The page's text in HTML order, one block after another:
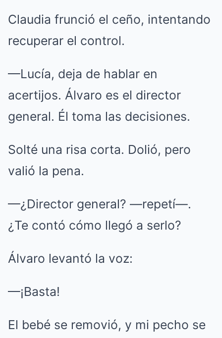
Claudia frunció el ceño, intentando
recuperar el control.
—Lucía, deja de hablar en
acertijos. Álvaro es el director
general. Él toma las decisiones.
Solté una risa corta. Dolió, pero
valió la pena.
—¿Director general? —repetí—.
¿Te contó cómo llegó a serlo?
Álvaro levantó la voz:
—¡Basta!
El bebé se removió, y mi pecho se